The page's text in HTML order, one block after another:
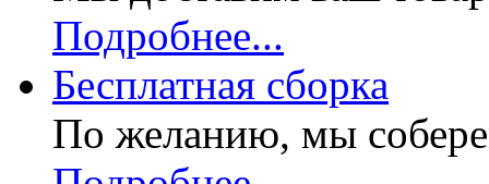
Подробнее...
Бесплатная сборка
По желанию, мы